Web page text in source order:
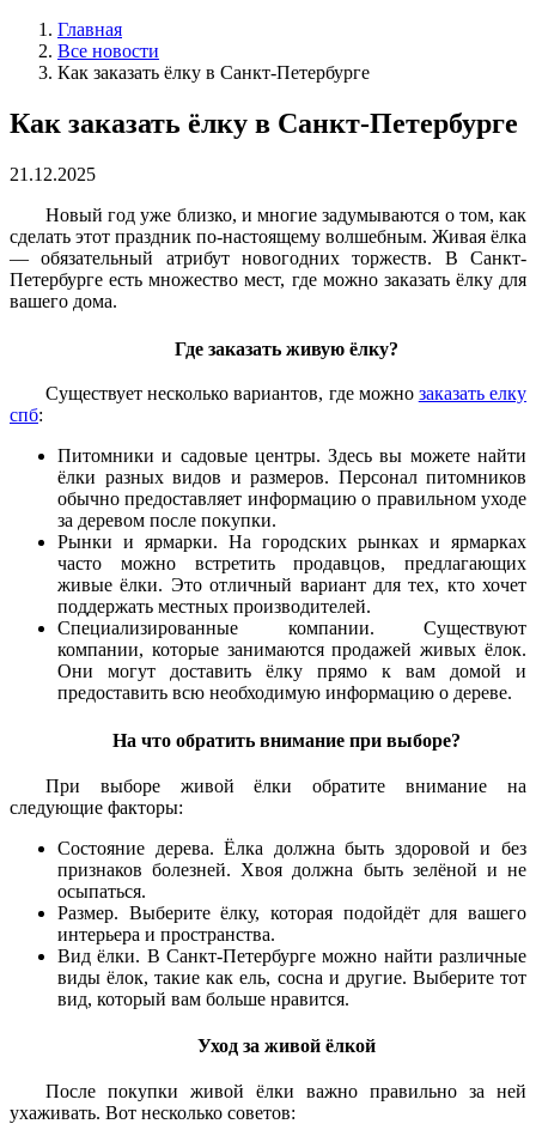
Главная
Все новости
Как заказать ёлку в Санкт-Петербурге
Как заказать ёлку в Санкт-Петербурге
21.12.2025
Новый год уже близко, и многие задумываются о том, как
сделать этот праздник по-настоящему волшебным. Живая ёлка
— обязательный атрибут новогодних торжеств. В Санкт-
Петербурге есть множество мест, где можно заказать ёлку для
вашего дома.
Где заказать живую ёлку?
Существует несколько вариантов, где можно заказать елку
спб:
Питомники и садовые центры. Здесь вы можете найти
ёлки разных видов и размеров. Персонал питомников
обычно предоставляет информацию о правильном уходе
за деревом после покупки.
Рынки и ярмарки. На городских рынках и ярмарках
часто можно встретить продавцов, предлагающих
живые ёлки. Это отличный вариант для тех, кто хочет
поддержать местных производителей.
Специализированные компании. Существуют
компании, которые занимаются продажей живых ёлок.
Они могут доставить ёлку прямо к вам домой и
предоставить всю необходимую информацию о дереве.
На что обратить внимание при выборе?
При выборе живой ёлки обратите внимание на
следующие факторы:
Состояние дерева. Ёлка должна быть здоровой и без
признаков болезней. Хвоя должна быть зелёной и не
осыпаться.
Размер. Выберите ёлку, которая подойдёт для вашего
интерьера и пространства.
Вид ёлки. В Санкт-Петербурге можно найти различные
виды ёлок, такие как ель, сосна и другие. Выберите тот
вид, который вам больше нравится.
Уход за живой ёлкой
После покупки живой ёлки важно правильно за ней
ухаживать. Вот несколько советов: